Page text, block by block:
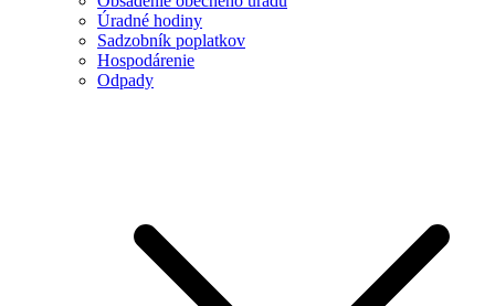
Úradné hodiny
Sadzobník poplatkov
Hospodárenie
Odpady